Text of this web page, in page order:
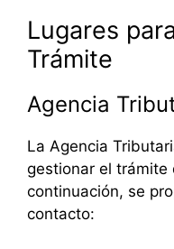
Lugares
Trámite
Agencia
La Agencia
gestionar el trámite
continuación, se
contacto: